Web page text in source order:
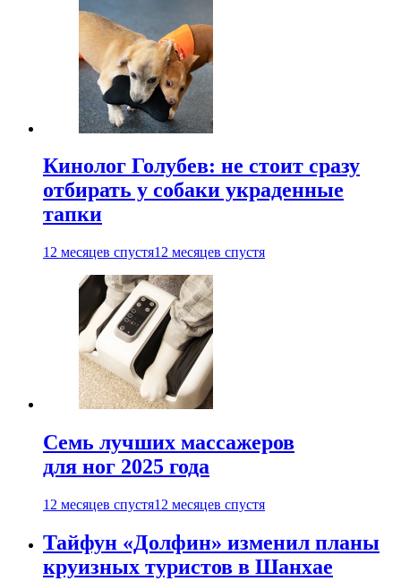
Кинолог Голубев: не стоит сразу
отбирать у собаки украденные
тапки
12 месяцев спустя12 месяцев спустя
Семь лучших массажеров
для ног 2025 года
12 месяцев спустя12 месяцев спустя
Тайфун «Долфин» изменил планы
круизных туристов в Шанхае